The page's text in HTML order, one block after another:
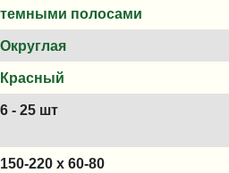
темными полосами
Округлая
Красный
6 - 25 шт
150-220 x 60-80